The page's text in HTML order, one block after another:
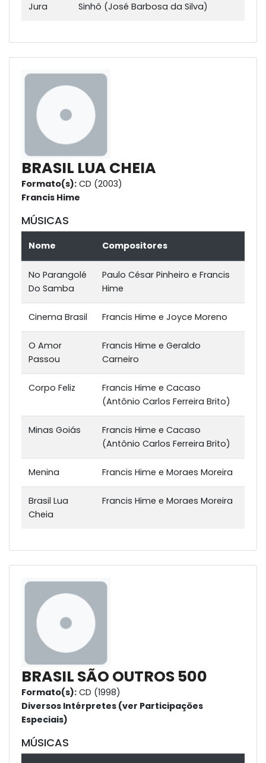
Jura Sinhô (José Barbosa da Silva)
BRASIL LUA CHEIA
Formato(s): CD (2003)
Francis Hime
MÚSICAS
Nome Compositores
No Parangolé
Do Samba
Paulo César Pinheiro e Francis
Hime
Cinema Brasil Francis Hime e Joyce Moreno
O Amor
Passou
Francis Hime e Geraldo
Carneiro
Corpo Feliz
Francis Hime e Cacaso
(Antônio Carlos Ferreira Brito)
Minas Goiás
Francis Hime e Cacaso
(Antônio Carlos Ferreira Brito)
Menina Francis Hime e Moraes Moreira
Brasil Lua
Cheia
Francis Hime e Moraes Moreira
BRASIL SÃO OUTROS 500
Formato(s): CD (1998)
Diversos Intérpretes (ver Participações
Especiais)
MÚSICAS